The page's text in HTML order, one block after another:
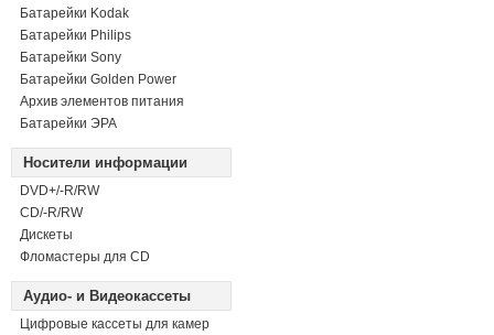
Батарейки Kodak
Батарейки Philips
Батарейки Sony
Батарейки Golden Power
Архив элементов питания
Батарейки ЭРА
Носители информации
DVD+/-R/RW
СD/-R/RW
Дискеты
Фломастеры для CD
Аудио- и Видеокассеты
Цифровые кассеты для камер